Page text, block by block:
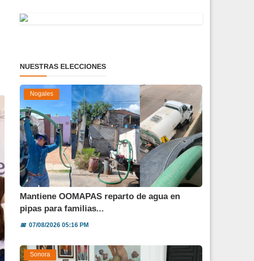
NUESTRAS ELECCIONES
Nogales
Mantiene OOMAPAS reparto de agua en
pipas para familias...
📅07/08/2026 05:16 PM
Sonora